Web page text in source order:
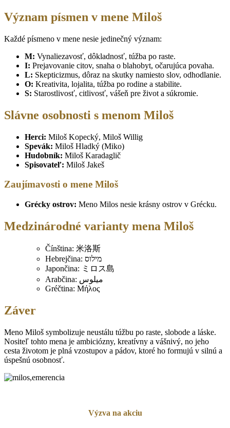
Význam písmen v mene Miloš
Každé písmeno v mene nesie jedinečný význam:
M: Vynaliezavosť, dôkladnosť, túžba po raste.
I: Prejavovanie citov, snaha o blahobyt, očarujúca povaha.
L: Skepticizmus, dôraz na skutky namiesto slov, odhodlanie.
O: Kreativita, lojalita, túžba po rodine a stabilite.
S: Starostlivosť, citlivosť, vášeň pre život a súkromie.
Slávne osobnosti s menom Miloš
Herci: Miloš Kopecký, Miloš Willig
Spevák: Miloš Hladký (Miko)
Hudobník: Miloš Karadaglič
Spisovateľ: Miloš Jakeš
Zaujímavosti o mene Miloš
Grécky ostrov: Meno Milos nesie krásny ostrov v Grécku.
Medzinárodné varianty mena Miloš
Čínština: 米洛斯
Hebrejčina: מילוס
Japončina: ミロス島
Arabčina: ميلوس
Gréčtina: Μήλος
Záver
Meno Miloš symbolizuje neustálu túžbu po raste, slobode a láske.
Nositeľ tohto mena je ambiciózny, kreatívny a vášnivý, no jeho
cesta životom je plná vzostupov a pádov, ktoré ho formujú v silnú a
úspešnú osobnosť.
Výzva na akciu